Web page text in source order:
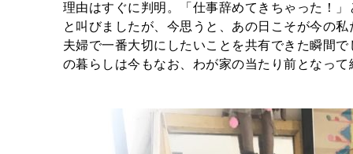
理由はすぐに判明。「仕事辞めてきちゃった！
と叫びましたが、今思うと、あの日こそが今の私
夫婦で一番大切にしたいことを共有できた瞬間
の暮らしは今もなお、わが家の当たり前となって